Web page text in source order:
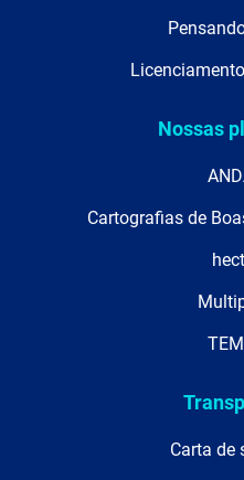
Nossas
Cartografias de
Carta de